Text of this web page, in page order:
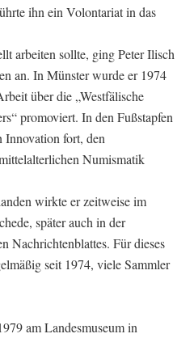
ihn ein Volontariat in das
arbeiten sollte, ging Peter Ilisch
an. In Münster wurde er 1974
über die „Westfälische
promoviert. In den Fußstapfen
Innovation fort, den
Numismatik
wirkte er zeitweise im
später auch in der
Nachrichtenblattes. Für dieses
seit 1974, viele Sammler
am Landesmuseum in